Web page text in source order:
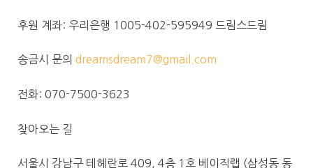
후원 계좌: 우리은행 1005-402-595949 드림스드림
송금시 문의 dreamsdream7@gmail.com
전화: 070-7500-3623
찾아오는 길
서울시 강남구 테헤란로 409, 4층 1호 베이직랩 (삼성동 동